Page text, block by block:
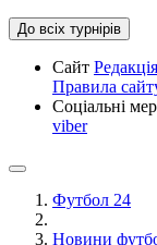
До всіх турнірів
Сайт Редакція
Правила
Соціальні
viber
Футбол 24
Новини